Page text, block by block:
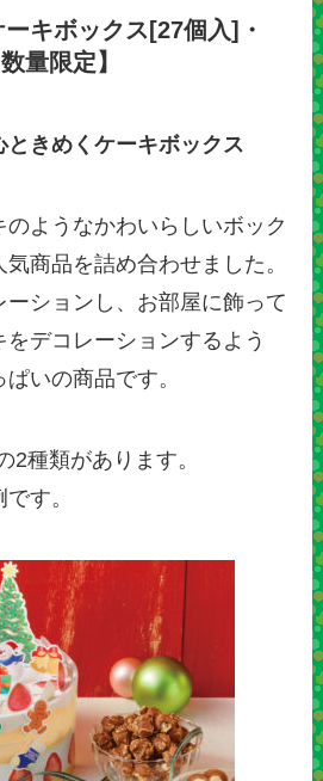
キボックス[27個入]・
量限定】
ときめくケーキボックス
のようなかわいらしいボック
商品を詰め合わせました。
ションし、お部屋に飾って
デコレーションするよう
いの商品です。
2種類があります。
す。